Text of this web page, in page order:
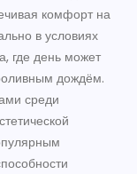
комфорт на
в условиях
где день может
дождём.
среди